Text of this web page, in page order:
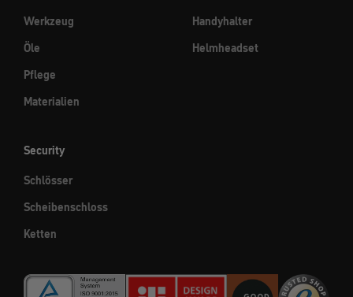
Werkzeug
Öle
Pflege
Materialien
Handyhalter
Helmheadset
Security
Schlösser
Scheibenschloss
Ketten